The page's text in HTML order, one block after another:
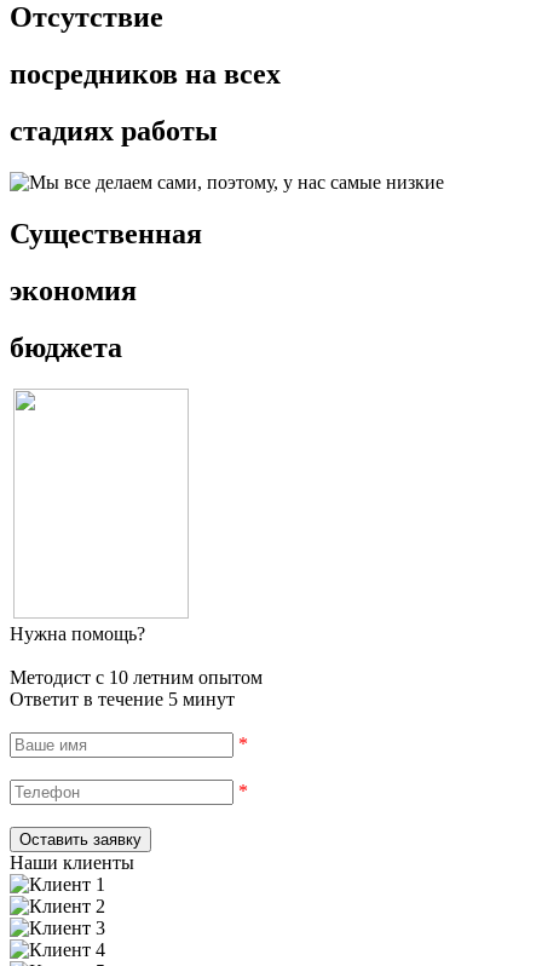
Отсутствие
посредников на всех
стадиях работы
Существенная
экономия
бюджета
Нужна помощь?
Методист с 10 летним опытом
Ответит в течение 5 минут
*
*
Наши клиенты